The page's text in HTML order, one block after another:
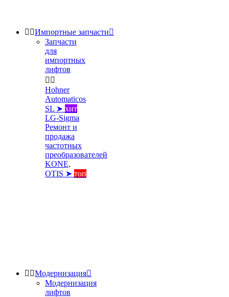
 Импортные запчасти
Запчасти
для
импортных
лифтов
 
Hohner
Automaticos
SL ➤ хит
LG-Sigma
Ремонт и
продажа
частотных
преобразователей
KONE,
OTIS ➤ топ
 Модернизация
Модернизация
лифтов